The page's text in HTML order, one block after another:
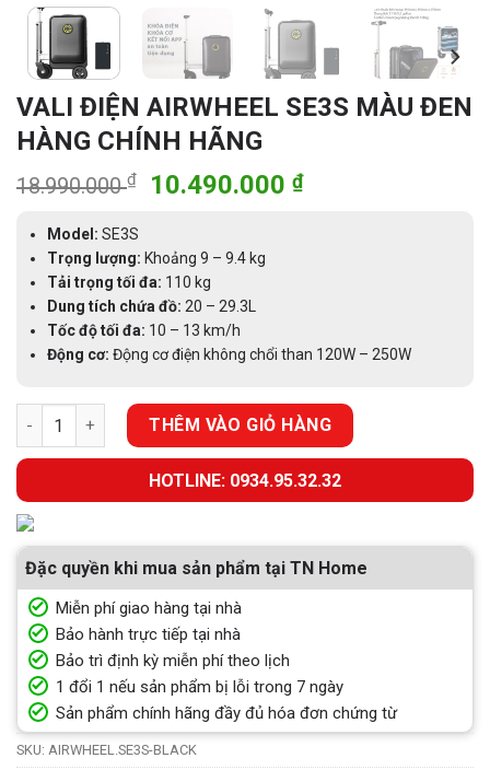
VALI ĐIỆN AIRWHEEL SE3S MÀU ĐEN
HÀNG CHÍNH HÃNG
18.990.000₫
Giá
18.990.000 ₫.
10.490.000 ₫Giá
Model:SE3S
Trọng lượng: Khoảng 9 – 9.4 kg
Tải trọng tối đa: 110 kg
Dung tích chứa đồ: 20 – 29.3L
Tốc độ tối đa: 10 – 13 km/h
Động cơ: Động cơ điện không chổi than 120W – 250W
VALI ĐIỆN AIRWHEEL SE3S MÀU ĐEN HÀNG CHÍNH HÃNG số
THÊM VÀO GIỎ HÀNG
HOTLINE: 0934.95.32.32
Đặc quyền khi mua sản phẩm tại TN Home
Miễn phí giao hàng tại nhà
Bảo hành trực tiếp tại nhà
Bảo trì định kỳ miễn phí theo lịch
1 đổi 1 nếu sản phẩm bị lỗi trong 7 ngày
Sản phẩm chính hãng đầy đủ hóa đơn chứng từ
SKU: AIRWHEEL.SE3S-BLACK